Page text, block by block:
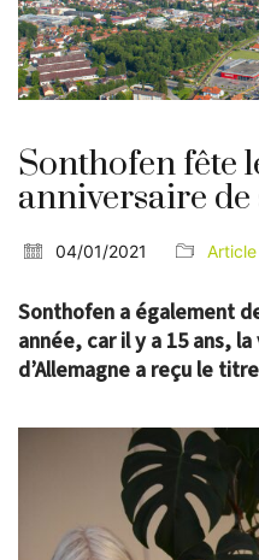
Sonthofen fête
anniversaire
04/01/2021 Article
Sonthofen a également
année, car il y a 15 ans,
d’Allemagne a reçu le